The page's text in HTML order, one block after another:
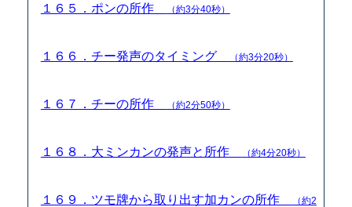
１６５．ポンの所作 （約3分40秒）
１６６．チー発声のタイミング （約3分20秒）
１６７．チーの所作 （約2分50秒）
１６８．大ミンカンの発声と所作 （約4分20秒）
１６９．ツモ牌から取り出す加カンの所作
（約2